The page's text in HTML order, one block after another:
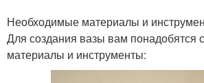
Необходимые материалы и
Для создания вазы вам понадобятся
материалы и инструменты: